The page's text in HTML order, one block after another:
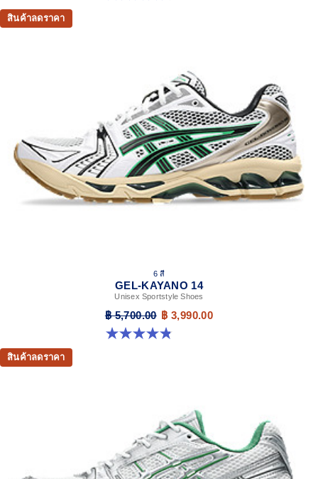
สินค้าลดราคา
6 สี
GEL-KAYANO 14
Unisex Sportstyle Shoes
฿ 5,700.00 ฿ 3,990.00
4.8 จาก 5 ดาว 111 รีวิว
สินค้าลดราคา